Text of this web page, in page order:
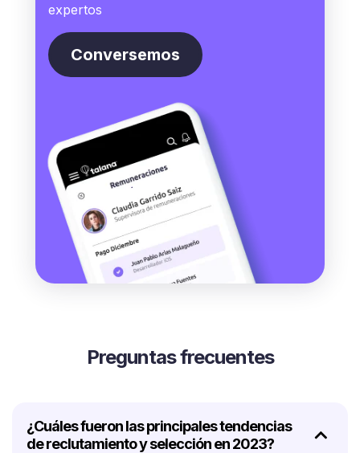
expertos
Conversemos
Preguntas frecuentes
¿Cuáles fueron las principales tendencias
de reclutamiento y selección en 2023?